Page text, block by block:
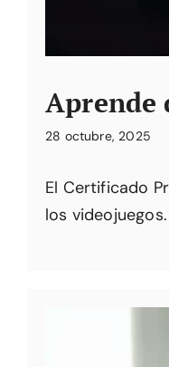
Aprende
28 octubre, 2025
El Certificado
los videojuegos.